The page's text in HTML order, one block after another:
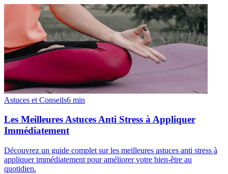
Astuces et Conseils6 min
Les Meilleures Astuces Anti Stress à Appliquer
Immédiatement
Découvrez un guide complet sur les meilleures astuces anti stress à
appliquer immédiatement pour améliorer votre bien-être au
quotidien.